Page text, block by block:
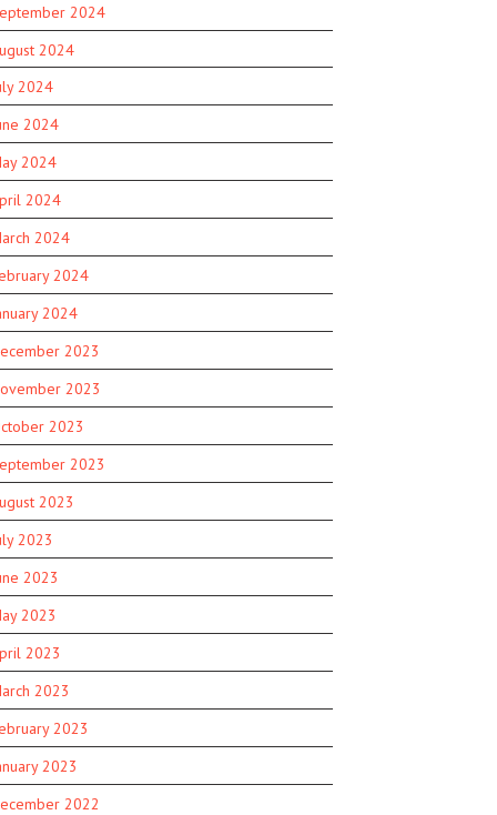
2024
2024
2024
2024
2024
2024
2024
2024
2024
2023
2023
2023
2023
2023
2023
2023
2023
2023
2023
2023
2023
2022